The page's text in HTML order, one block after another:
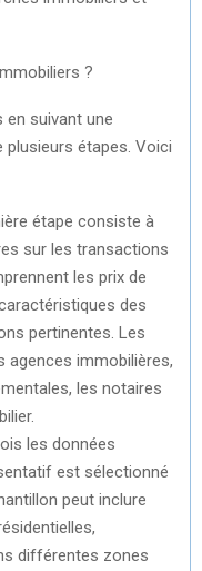
?
suivant une
plusieurs étapes. Voici
étape consiste à
sur les transactions
les prix de
des
pertinentes. Les
agences immobilières,
les notaires
les données
est sélectionné
peut inclure
différentes zones